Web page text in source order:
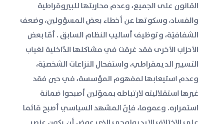
القانون على الجميع، وعدم محاربتها للبيروقراطية
والفساد، وسكوتها عن أخطاء بعض المسؤولين، وضعف
الشفافيّة، وتوظيف أساليب النظام السابق . أمّا بعض
الأحزاب الأخرى فقد غرقت في مشاكلها الدّاخلية لغياب
التسيير الديمقراطي، واستفحال النزاعات الشخصيّة،
وعدم استيعابها لمفهوم المؤسسة، في حين فقد
غيرها استقلاليته لارتباطه بمموّلين أصبحوا ضمانة
استمراره. وعموما، فإنّ المشهد السياسي أصبح قائما